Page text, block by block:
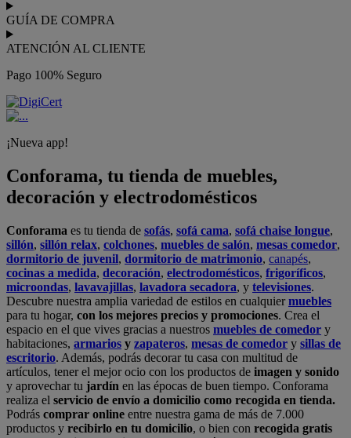
GUÍA DE COMPRA
ATENCIÓN AL CLIENTE
Pago 100% Seguro
¡Nueva app!
Conforama, tu tienda de muebles,
decoración y electrodomésticos
Conforama es tu tienda de sofás, sofá cama, sofá chaise longue,
sillón, sillón relax, colchones, muebles de salón, mesas comedor,
dormitorio de juvenil, dormitorio de matrimonio, canapés,
cocinas a medida, decoración, electrodomésticos, frigoríficos,
microondas, lavavajillas, lavadora secadora, y televisiones.
Descubre nuestra amplia variedad de estilos en cualquiermuebles
para tu hogar, con los mejores precios y promociones. Crea el
espacio en el que vives gracias a nuestros muebles de comedor y
habitaciones, armarios y zapateros, mesas de comedor y sillas de
escritorio. Además, podrás decorar tu casa con multitud de
artículos, tener el mejor ocio con los productos de imagen y sonido
y aprovechar tu jardín en las épocas de buen tiempo. Conforama
realiza el servicio de envío a domicilio como recogida en tienda.
Podrás comprar online entre nuestra gama de más de 7.000
productos y recibirlo en tu domicilio, o bien con recogida gratis